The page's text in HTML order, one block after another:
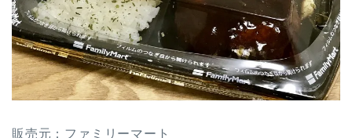
販売元：ファミリーマート